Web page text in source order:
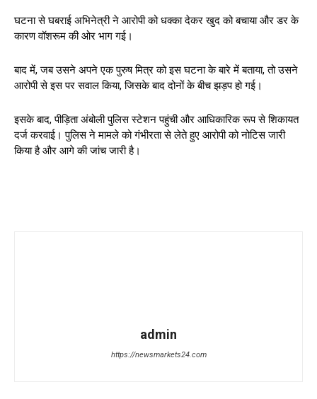
घटना से घबराई अभिनेत्री ने आरोपी को धक्का देकर खुद को बचाया और डर के
कारण वॉशरूम की ओर भाग गई।
बाद में, जब उसने अपने एक पुरुष मित्र को इस घटना के बारे में बताया, तो उसने
आरोपी से इस पर सवाल किया, जिसके बाद दोनों के बीच झड़प हो गई।
इसके बाद, पीड़िता अंबोली पुलिस स्टेशन पहुंची और आधिकारिक रूप से शिकायत
दर्ज करवाई। पुलिस ने मामले को गंभीरता से लेते हुए आरोपी को नोटिस जारी
किया है और आगे की जांच जारी है।
admin
https://newsmarkets24.com